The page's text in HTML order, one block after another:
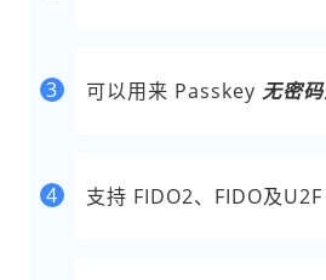
3 可以用来 Passkey 无密
4 支持 FIDO2、FIDO及U2F